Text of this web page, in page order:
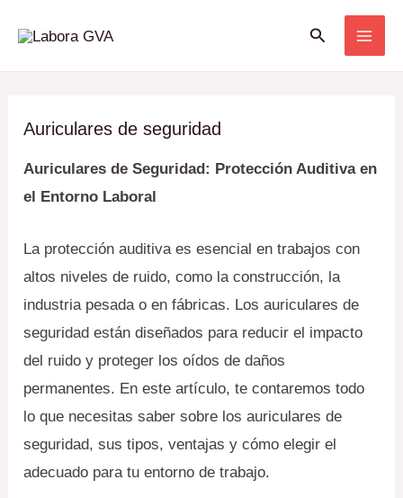
Buscar
Auriculares de seguridad
Auriculares de Seguridad: Protección Auditiva en
el Entorno Laboral
La protección auditiva es esencial en trabajos con
altos niveles de ruido, como la construcción, la
industria pesada o en fábricas. Los auriculares de
seguridad están diseñados para reducir el impacto
del ruido y proteger los oídos de daños
permanentes. En este artículo, te contaremos todo
lo que necesitas saber sobre los auriculares de
seguridad, sus tipos, ventajas y cómo elegir el
adecuado para tu entorno de trabajo.